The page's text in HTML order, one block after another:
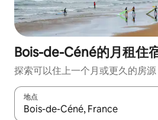
Bois-de-Céné的月租住
探索可以住上一个月或更久的房源
地点
如有搜索结果，请使用上下方向键